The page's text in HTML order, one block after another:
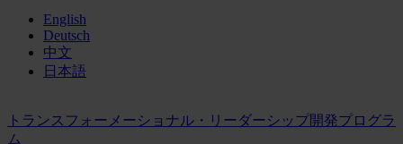
English
Deutsch
中文
日本語
トランスフォーメーショナル・リーダーシップ開発プログラ
ム